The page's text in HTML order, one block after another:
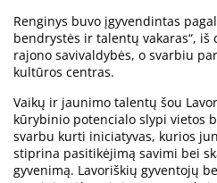
Renginys buvo įgyvendintas
bendrystės ir talentų vakaras“,
rajono savivaldybės, o svarbiu
kultūros centras.
Vaikų ir jaunimo talentų šou
kūrybinio potencialo slypi vietos
svarbu kurti iniciatyvas, kurios
stiprina pasitikėjimą savimi bei
gyvenimą. Lavoriškių gyventojų